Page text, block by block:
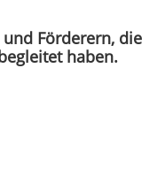
und Förderern, die
haben.